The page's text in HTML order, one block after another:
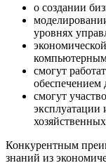
о создании
уровнях
смогут
обеспечением
смогут
Конкурентным
знаний из